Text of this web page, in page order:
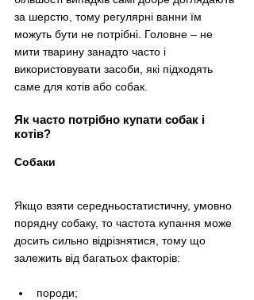
за шерстю, тому регулярні ванни їм
можуть бути не потрібні. Головне – не
мити тварину занадто часто і
використовувати засоби, які підходять
саме для котів або собак.
Як часто потрібно купати собак і
котів?
Собаки
Якщо взяти середньостатистичну, умовно
порядну собаку, то частота купання може
досить сильно відрізнятися, тому що
залежить від багатьох факторів:
породи;